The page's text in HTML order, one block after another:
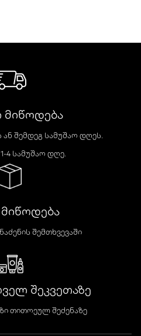
მიწოდება
შემდეგ სამუშაო დღეს.
4 სამუშაო დღე.
შემთხვევაში
შეკვეთაზე
თითოეულ შეძენაზე